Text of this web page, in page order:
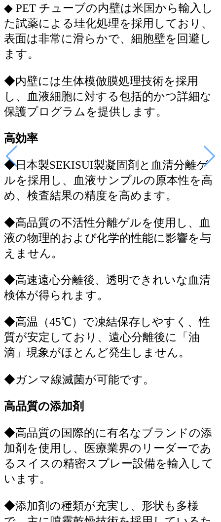
◆ PET チューブの内壁は米国から輸入し
た試薬による珪化処理を採用しており、
表面は非常に滑らかで、細胞壁を回避し
ます。
◆内壁には生体模倣膜処理技術を採用
し、血液細胞に対する包括的かつ詳細な
保護プログラムを提供します。
高効率
◆日本製SEKISUI製凝固剤と血清分離ゲ
ルを採用し、血液サンプルの原本性を高
め、検査結果の精度を高めます。
◆高品質の不活性分離ゲルを使用し、血
液の物理的および化学的性能に影響を与
えません。
◆高速遠心分離後、透明できれいな血清
検体が得られます。
◆高温（45℃）で凍結保存しやすく、性
質が安定しており、遠心分離後に「油
滴」現象がほとんど発生しません。
◆ガンマ線滅菌が可能です。
高品質の添加剤
◆高品質の国際的に有名なブランドの添
加剤を使用し、医療業界のリーダーであ
るスイスの精密スプレー設備を輸入して
います。
◆添加剤の種類が充実し、形状も多様